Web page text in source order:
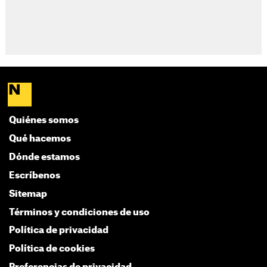
Quiénes somos
Qué hacemos
Dónde estamos
Escríbenos
Sitemap
Términos y condiciones de uso
Política de privacidad
Política de cookies